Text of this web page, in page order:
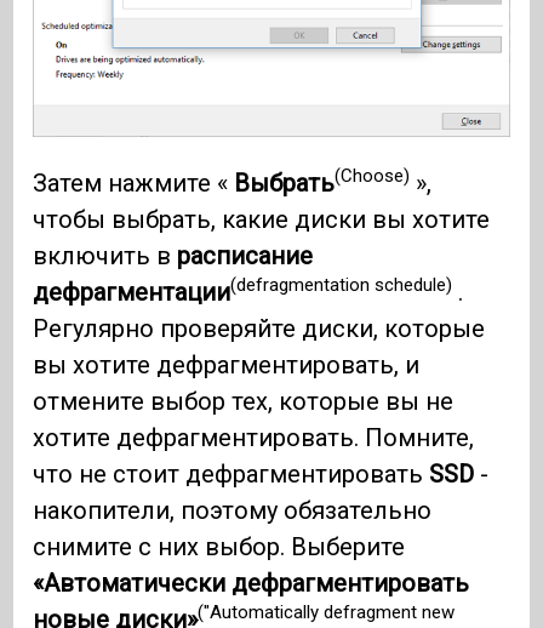
Затем нажмите « Выбрать(Choose) »,
чтобы выбрать, какие диски вы хотите
включить в расписание
дефрагментации(defragmentation schedule) .
Регулярно проверяйте диски, которые
вы хотите дефрагментировать, и
отмените выбор тех, которые вы не
хотите дефрагментировать. Помните,
что не стоит дефрагментировать SSD -
накопители, поэтому обязательно
снимите с них выбор. Выберите
«Автоматически дефрагментировать
новые диски»("Automatically defragment new